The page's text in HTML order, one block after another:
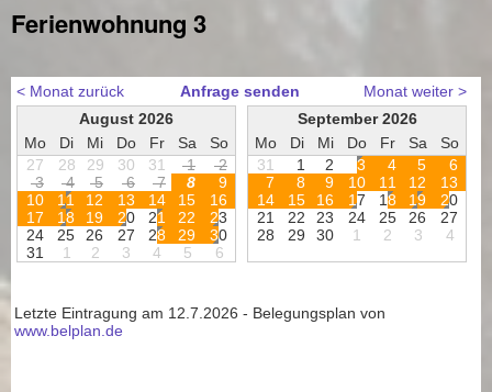
Ferienwohnung 3